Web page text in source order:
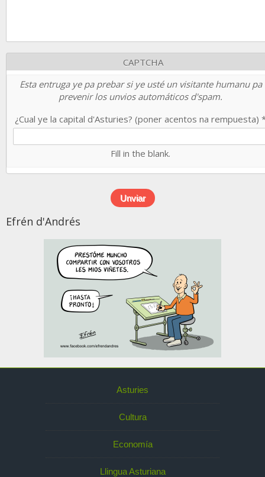
CAPTCHA
Esta entruga ye pa prebar si ye usté un visitante humanu pa
prevenir los unvios automáticos d'spam.
¿Cual ye la capital d'Asturies? (poner acentos na rempuesta)
Fill in the blank.
Efrén d'Andrés
Asturies
Cultura
Economía
Llingua Asturiana